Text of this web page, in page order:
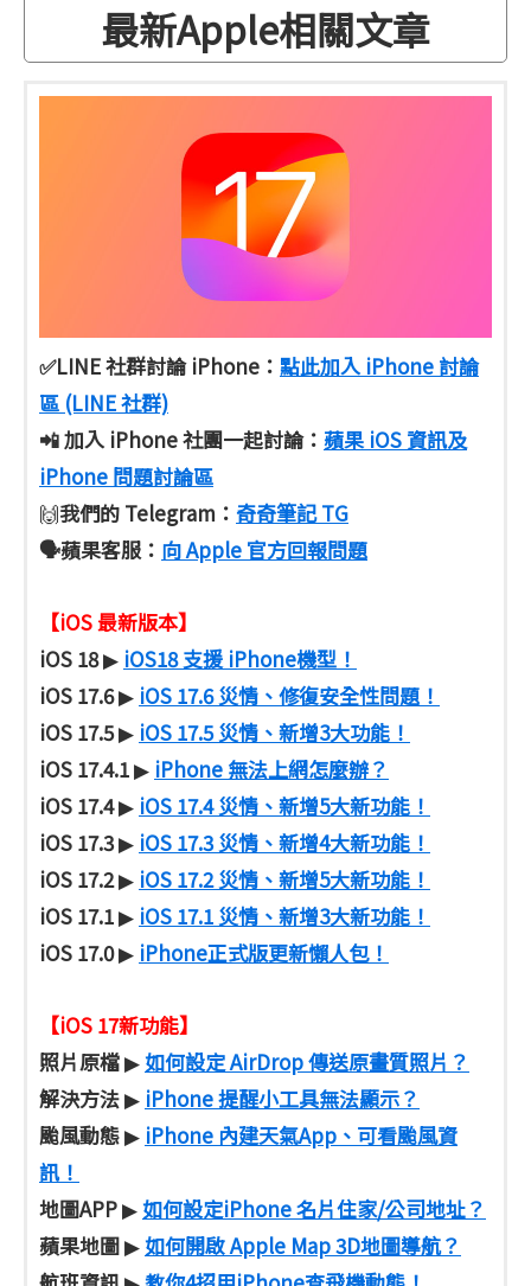
最新Apple相關文章
✅LINE 社群討論 iPhone： 點此加入 iPhone 討論
區 (LINE 社群)
📲 加入 iPhone 社團一起討論： 蘋果 iOS 資訊及
iPhone 問題討論區
🙌我們的 Telegram： 奇奇筆記 TG
🗣️蘋果客服 ： 向 Apple 官方回報問題
【iOS 最新版本】
iOS 18▶ iOS18 支援 iPhone機型！
iOS 17.6▶ iOS 17.6 災情、修復安全性問題！
iOS 17.5▶ iOS 17.5 災情、新增3大功能！
iOS 17.4.1▶ iPhone 無法上網怎麼辦？
iOS 17.4▶ iOS 17.4 災情、新增5大新功能！
iOS 17.3▶ iOS 17.3 災情、新增4大新功能！
iOS 17.2▶ iOS 17.2 災情、新增5大新功能！
iOS 17.1▶ iOS 17.1 災情、新增3大新功能！
iOS 17.0▶ iPhone正式版更新懶人包！
【iOS 17新功能】
照片原檔▶如何設定 AirDrop 傳送原畫質照片？
解決方法▶ iPhone 提醒小工具無法顯示？
颱風動態▶ iPhone 內建天氣App、可看颱風資
訊！
地圖APP▶如何設定iPhone 名片住家/公司地址？
蘋果地圖▶如何開啟 Apple Map 3D地圖導航？